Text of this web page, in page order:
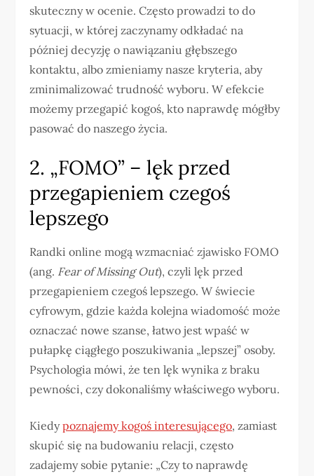
skuteczny w ocenie. Często prowadzi to do
sytuacji, w której zaczynamy odkładać na
później decyzję o nawiązaniu głębszego
kontaktu, albo zmieniamy nasze kryteria, aby
zminimalizować trudność wyboru. W efekcie
możemy przegapić kogoś, kto naprawdę mógłby
pasować do naszego życia.
2. „FOMO” – lęk przed
przegapieniem czegoś
lepszego
Randki online mogą wzmacniać zjawisko FOMO
(ang. Fear of Missing Out), czyli lęk przed
przegapieniem czegoś lepszego. W świecie
cyfrowym, gdzie każda kolejna wiadomość może
oznaczać nowe szanse, łatwo jest wpaść w
pułapkę ciągłego poszukiwania „lepszej” osoby.
Psychologia mówi, że ten lęk wynika z braku
pewności, czy dokonaliśmy właściwego wyboru.
Kiedypoznajemy kogoś interesującego, zamiast
skupić się na budowaniu relacji, często
zadajemy sobie pytanie: „Czy to naprawdę